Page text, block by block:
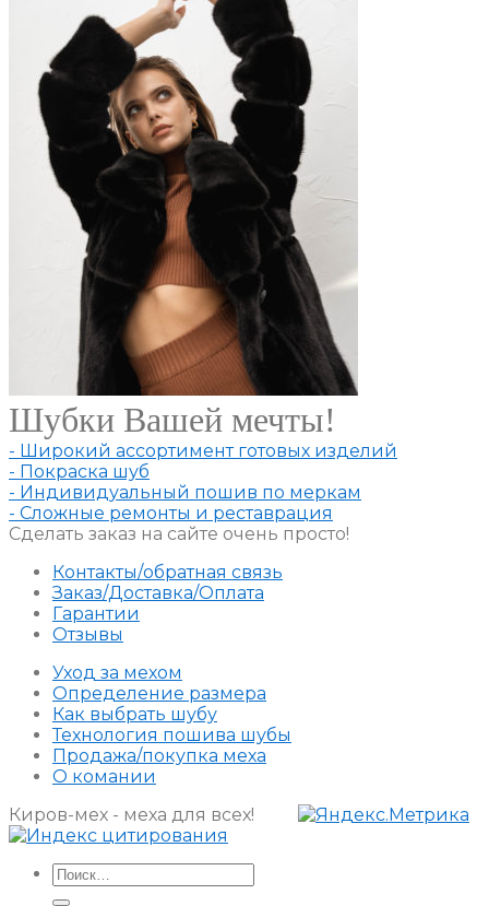
Шубки Вашей мечты!
- Широкий ассортимент готовых изделий
- Покраска шуб
- Индивидуальный пошив по меркам
- Сложные ремонты и реставрация
Сделать заказ на сайте очень просто!
Контакты/обратная связь
Заказ/Доставка/Оплата
Гарантии
Отзывы
Уход за мехом
Определение размера
Как выбрать шубу
Технология пошива шубы
Продажа/покупка меха
О комании
Киров-мех - меха для всех!
Искать: